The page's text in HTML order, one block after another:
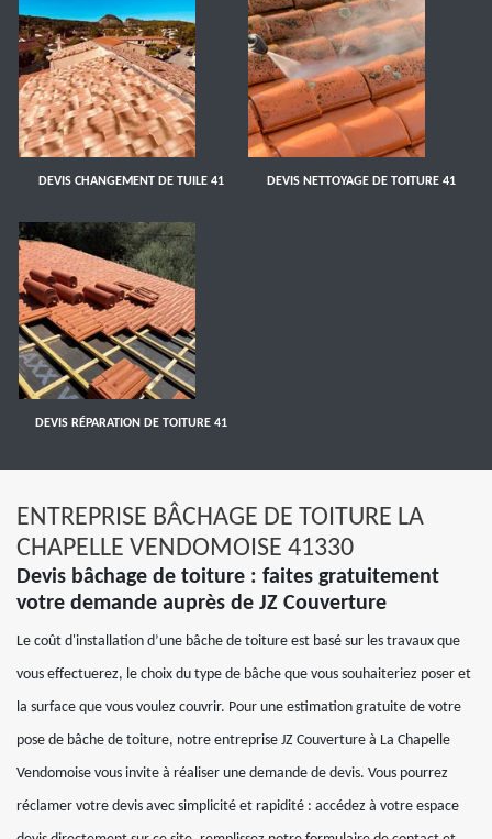
DEVIS CHANGEMENT DE TUILE 41 DEVIS NETTOYAGE DE TOITURE 41
DEVIS RÉPARATION DE TOITURE 41
ENTREPRISE BÂCHAGE DE TOITURE LA
CHAPELLE VENDOMOISE 41330
Devis bâchage de toiture : faites gratuitement
votre demande auprès de JZ Couverture
Le coût d'installation d’une bâche de toiture est basé sur les travaux que
vous effectuerez, le choix du type de bâche que vous souhaiteriez poser et
la surface que vous voulez couvrir. Pour une estimation gratuite de votre
pose de bâche de toiture, notre entreprise JZ Couverture à La Chapelle
Vendomoise vous invite à réaliser une demande de devis. Vous pourrez
réclamer votre devis avec simplicité et rapidité : accédez à votre espace